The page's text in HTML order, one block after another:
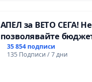
АПЕЛ за ВЕТО СЕГА! Не
позволявайте
Радев да открадне
правата ни в тъмното
35 854 подписи
135 Подписи / 7 дни